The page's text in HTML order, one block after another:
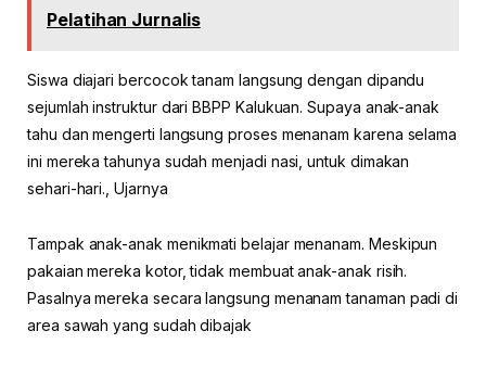
Pelatihan Jurnalis
Siswa diajari bercocok tanam langsung dengan dipandu
sejumlah instruktur dari BBPP Kalukuan. Supaya anak-anak
tahu dan mengerti langsung proses menanam karena selama
ini mereka tahunya sudah menjadi nasi, untuk dimakan
sehari-hari., Ujarnya
Tampak anak-anak menikmati belajar menanam. Meskipun
pakaian mereka kotor, tidak membuat anak-anak risih.
Pasalnya mereka secara langsung menanam tanaman padi di
area sawah yang sudah dibajak